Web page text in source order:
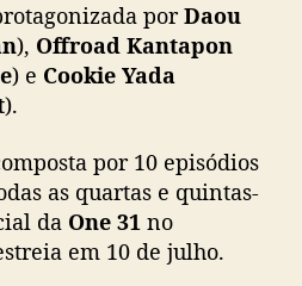
porDaou
), Offroad Kantapon
) e Cookie Yada
).
por 10 episódios
as quartas e quintas-
da One 31 no
em 10 de julho.